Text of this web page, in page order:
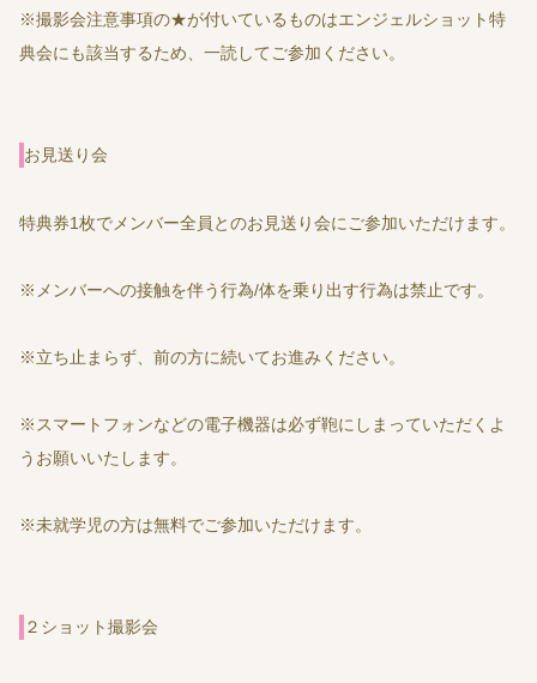
※撮影会注意事項の★が付いているものはエンジェルショット特
典会にも該当するため、一読してご参加ください。
お見送り会
特典券1枚でメンバー全員とのお見送り会にご参加いただけます。
※メンバーへの接触を伴う行為/体を乗り出す行為は禁止です。
※立ち止まらず、前の方に続いてお進みください。
※スマートフォンなどの電子機器は必ず鞄にしまっていただくよ
うお願いいたします。
※未就学児の方は無料でご参加いただけます。
２ショット撮影会